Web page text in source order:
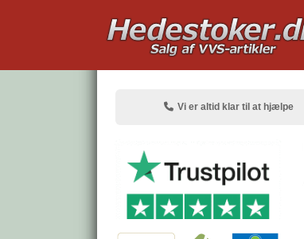
Vi er altid klar til at hjælpe